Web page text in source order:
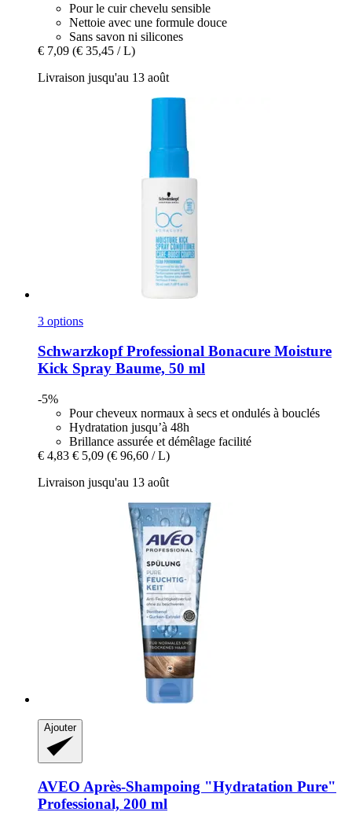
Pour le cuir chevelu sensible
Nettoie avec une formule douce
Sans savon ni silicones
€ 7,09 (€ 35,45 / L)
Livraison jusqu'au 13 août
3 options
Schwarzkopf Professional Bonacure Moisture
Kick Spray Baume, 50 ml
-5%
Pour cheveux normaux à secs et ondulés à bouclés
Hydratation jusqu’à 48h
Brillance assurée et démêlage facilité
€ 4,83 € 5,09 (€ 96,60 / L)
Livraison jusqu'au 13 août
Ajouter
AVEO Après-​Shampoing "Hydratation Pure"
Professional, 200 ml